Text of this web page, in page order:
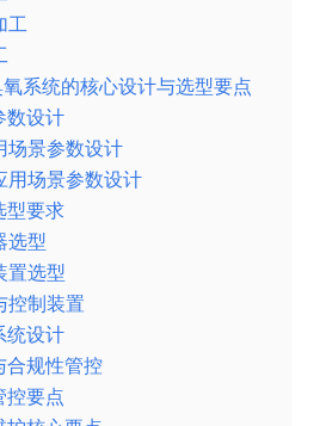
工
系统的核心设计与选型要点
数设计
场景参数设计
用场景参数设计
型要求
选型
置选型
控制装置
统设计
合规性管控
控要点